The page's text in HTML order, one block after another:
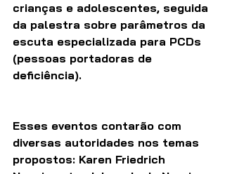
crianças e adolescentes, seguida
da palestra sobre parâmetros da
escuta especializada para PCDs
(pessoas portadoras de
deficiência).
Esses eventos contarão com
diversas autoridades nos temas
propostos: Karen Friedrich